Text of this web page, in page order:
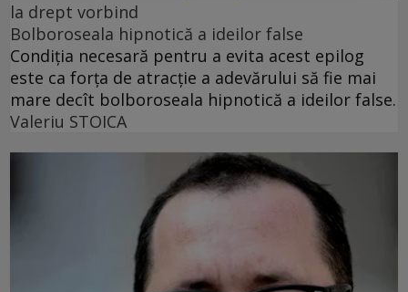
la drept vorbind
Bolboroseala hipnotică a ideilor false
Condiția necesară pentru a evita acest epilog
este ca forța de atracție a adevărului să fie mai
mare decît bolboroseala hipnotică a ideilor false.
Valeriu STOICA